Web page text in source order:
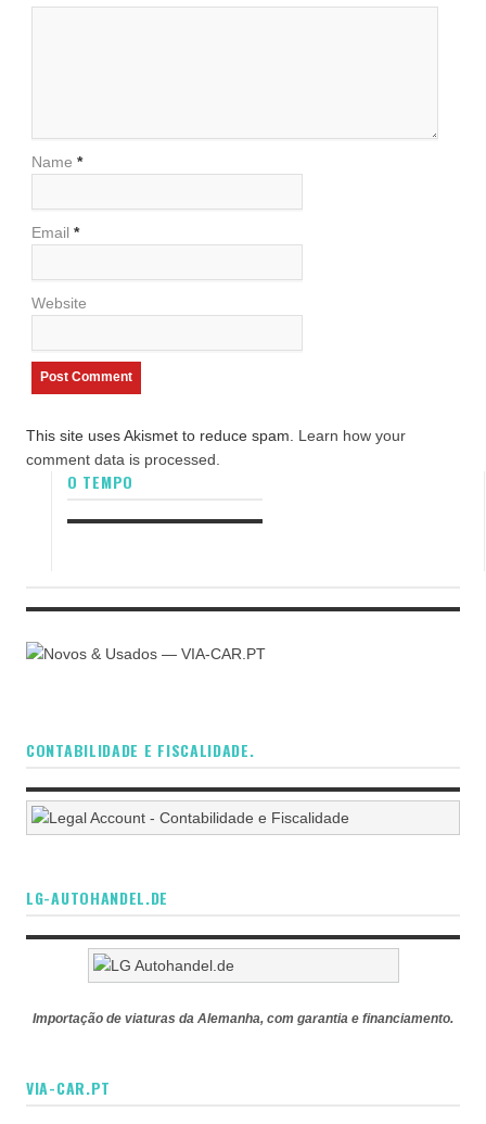
Name *
Email *
Website
This site uses Akismet to reduce spam. Learn how your
comment data is processed.
O TEMPO
CONTABILIDADE E FISCALIDADE.
LG-AUTOHANDEL.DE
Importação de viaturas da Alemanha, com garantia e financiamento.
VIA-CAR.PT